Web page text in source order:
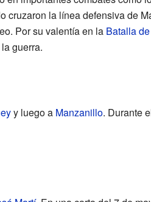
cruzaron la línea defensiva de
Por su valentía en la Batalla
guerra.
y luego a Manzanillo. Durante